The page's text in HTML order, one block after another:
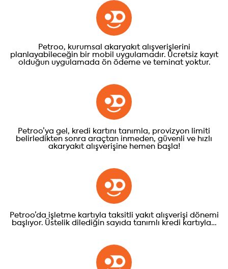
Petroo, kurumsal akaryakıt alışverişlerini
planlayabileceğin bir mobil uygulamadır. Ücretsiz kayıt
olduğun uygulamada ön ödeme ve teminat yoktur.
Petroo’ya gel, kredi kartını tanımla, provizyon limiti
belirledikten sonra araçtan inmeden, güvenli ve hızlı
akaryakıt alışverişine hemen başla!
Petroo’da işletme kartıyla taksitli yakıt alışverişi dönemi
başlıyor. Üstelik dilediğin sayıda tanımlı kredi kartıyla…